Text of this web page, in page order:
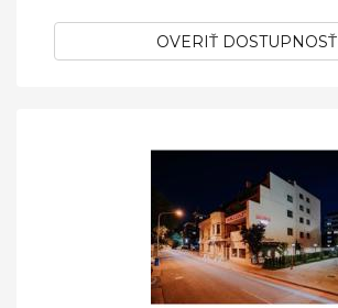
OVERIŤ DOSTUPNOSŤ